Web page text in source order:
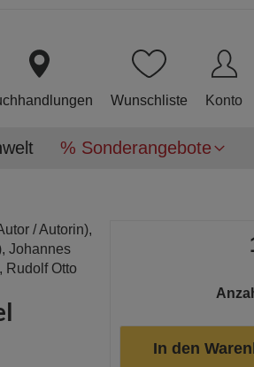
Wunschliste Konto
% Sonderangebote
/ Autorin),
Johannes
Rudolf Otto
In den